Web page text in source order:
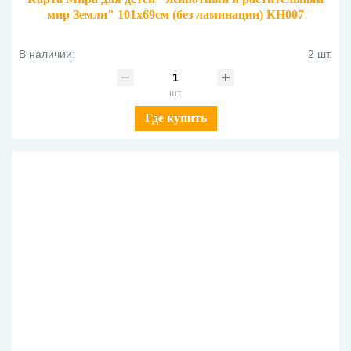
мир Земли" 101х69см (без ламинации) КН007
В наличии: 2 шт.
шт
Где купить